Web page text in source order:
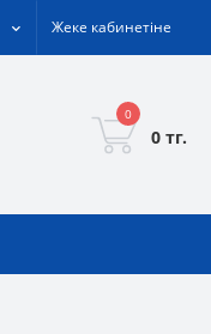
Жеке кабинетіне
0
0 тг.